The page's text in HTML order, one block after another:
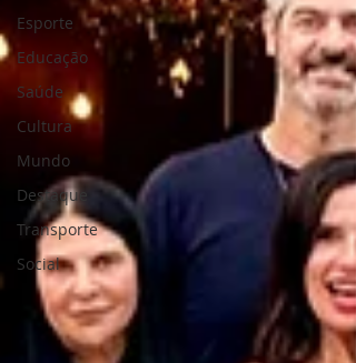
Esporte
Educação
Saúde
Cultura
Mundo
Destaque
Transporte
Social